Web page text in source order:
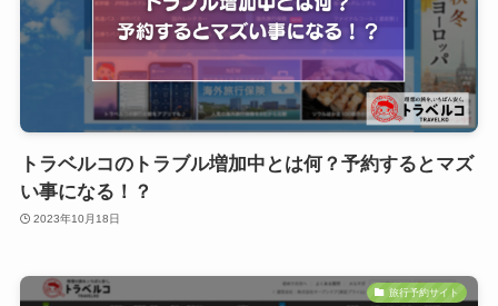
トラベルコのトラブル増加中とは何？予約するとマズ
い事になる！？
2023年10月18日
旅行予約サイト